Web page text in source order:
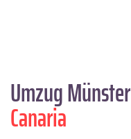
Umzug Münster
Canaria